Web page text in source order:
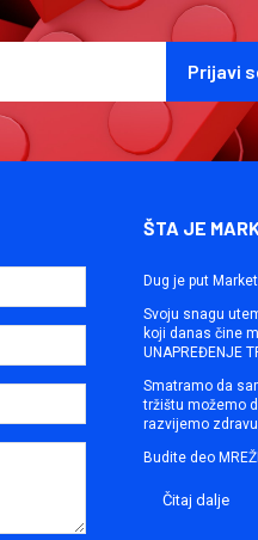
ŠTA JE
Dug je put
Svoju snagu
koji danas čine
UNAPREĐENJE
Smatramo da
tržištu možemo
razvijemo
Budite deo
Čitaj dalje